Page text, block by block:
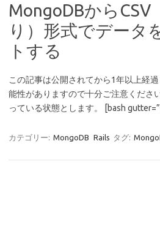
MongoDBからCSV
り）形式でデータ
トする
この記事は公開されてから1年以上経
能性がありますので十分ご注意くださ
っている状態とします。 [bash
カテゴリー: MongoDB Rails タグ: